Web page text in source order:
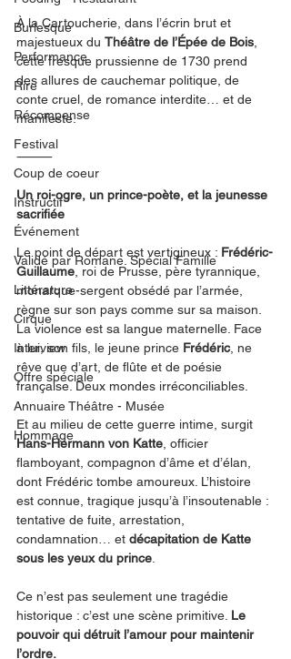
Burlesque
Performance
Rire
Récompense
Festival
Coup de coeur
Instructif
Événement
Validé par Romane. Spécial Famille
Littérature
Cirque
Interview
Offre spéciale
Annuaire Théâtre - Musée
Hommage
À la Cartoucherie, dans l’écrin brut et
majestueux du Théâtre de l’Épée de Bois
cette fresque prussienne de 1730 prend
des allures de cauchemar politique, de
conte cruel, de romance interdite… et de
manifeste.
⸻
Un roi-ogre, un prince-poète, et la jeunesse
sacrifiée
Le point de départ est vertigineux : Frédéric-
Guillaume , roi de Prusse, père tyrannique,
monarque-sergent obsédé par l’armée,
règne sur son pays comme sur sa maison.
La violence est sa langue maternelle. Face
à lui, son fils, le jeune prince Frédéric, ne
rêve que d’art, de flûte et de poésie
française. Deux mondes irréconciliables.
Et au milieu de cette guerre intime, surgit
Hans-Hermann von Katte , officier
flamboyant, compagnon d’âme et d’élan,
dont Frédéric tombe amoureux. L’histoire
est connue, tragique jusqu’à l’insoutenable :
tentative de fuite, arrestation,
condamnation… et décapitation de Katte
sous les yeux du prince
Ce n’est pas seulement une tragédie
historique : c’est une scène primitive. Le
pouvoir qui détruit l’amour pour maintenir
l’ordre.